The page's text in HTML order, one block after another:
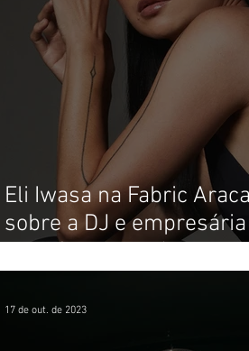
Eli Iwasa na Fabric
sobre a DJ e empresária
17 de out. de 2023